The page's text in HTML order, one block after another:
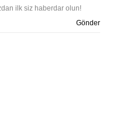
ilk siz haberdar olun!
Gönder